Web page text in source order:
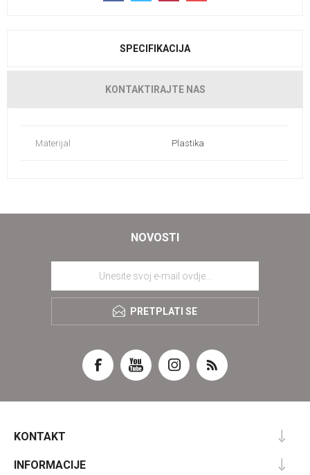
SPECIFIKACIJA
KONTAKTIRAJTE NAS
Materijal Plastika
NOVOSTI
PRETPLATI SE
KONTAKT
INFORMACIJE